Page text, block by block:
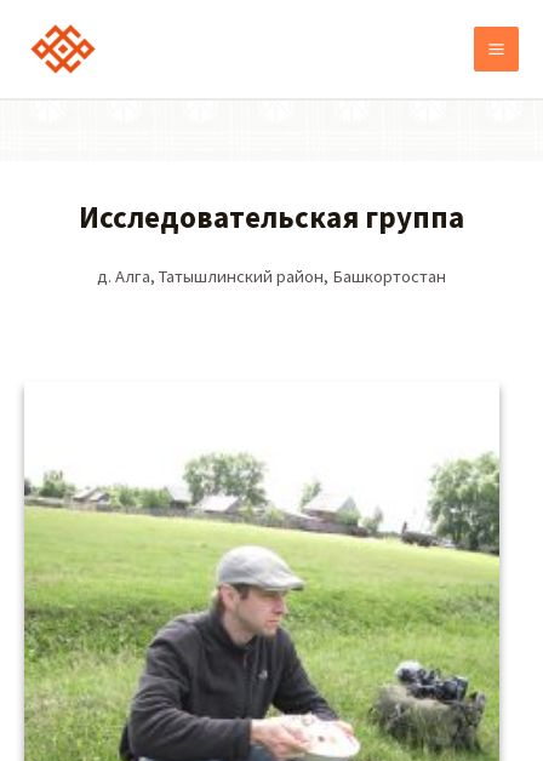
Исследовательская группа​
д. Алга, Татышлинский район, Башкортостан